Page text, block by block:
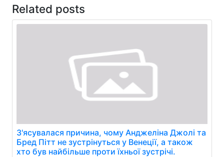
Related posts
З'ясувалася причина, чому Анджеліна Джолі та
Бред Пітт не зустрінуться у Венеції, а також
хто був найбільше проти їхньої зустрічі.